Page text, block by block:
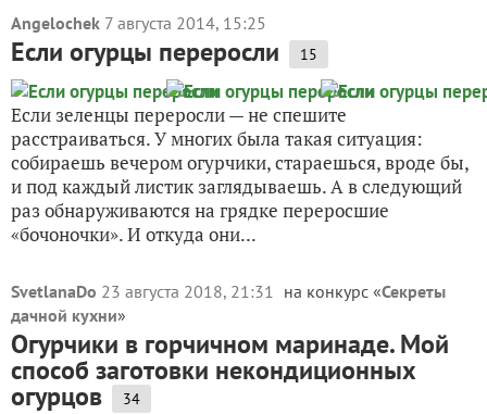
Angelochek 7 августа 2014, 15:25
Если огурцы переросли 15
Если зеленцы переросли — не спешите
расстраиваться. У многих была такая ситуация:
собираешь вечером огурчики, стараешься, вроде бы,
и под каждый листик заглядываешь. А в следующий
раз обнаруживаются на грядке переросшие
«бочоночки». И откуда они...
SvetlanaDo 23 августа 2018, 21:31 на конкурс «Секреты
дачной кухни»
Огурчики в горчичном маринаде. Мой
способ заготовки некондиционных
огурцов 34